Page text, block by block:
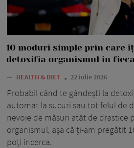
10 moduri simple prin care
detoxifia organismul în
— HEALTH & DIET 22 iulie 2026
Probabil când te gândești la
automat la sucuri sau tot felul de
nevoie de măsuri atât de drastice
organismul, așa că ți-am pregătit
poți încerca.